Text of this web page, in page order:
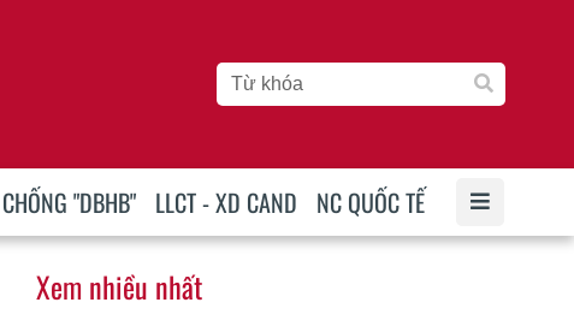
CHỐNG "DBHB" LLCT - XD CAND NC QUỐC TẾ
Xem nhiều nhất